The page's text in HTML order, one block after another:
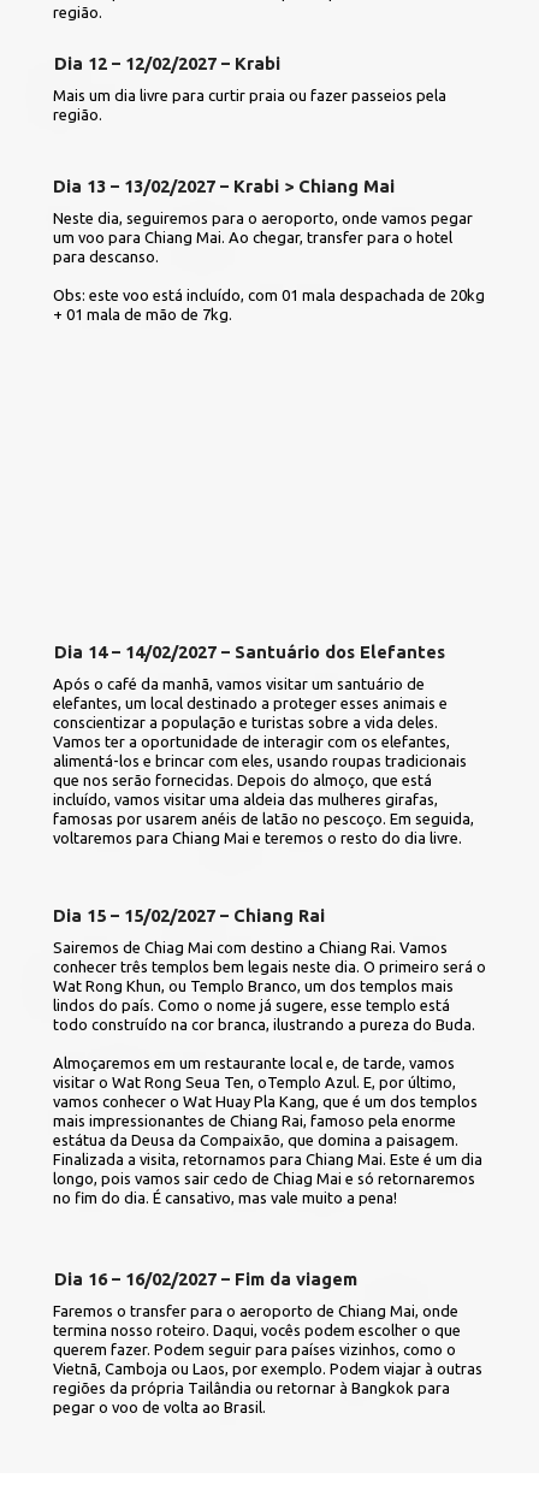
região.
Dia 12 – 12/02/2027 – Krabi
Mais um dia livre para curtir praia ou fazer passeios pela
região.
Dia 13 – 13/02/2027 – Krabi > Chiang Mai
Neste dia, seguiremos para o aeroporto, onde vamos pegar
um voo para Chiang Mai. Ao chegar, transfer para o hotel
para descanso.
Obs: este voo está incluído, com 01 mala despachada de 20kg
+ 01 mala de mão de 7kg.
Dia 14 – 14/02/2027 – Santuário dos Elefantes
Após o café da manhã, vamos visitar um santuário de
elefantes, um local destinado a proteger esses animais e
conscientizar a população e turistas sobre a vida deles.
Vamos ter a oportunidade de interagir com os elefantes,
alimentá-los e brincar com eles, usando roupas tradicionais
que nos serão fornecidas. Depois do almoço, que está
incluído, vamos visitar uma aldeia das mulheres girafas,
famosas por usarem anéis de latão no pescoço. Em seguida,
voltaremos para Chiang Mai e teremos o resto do dia livre.
Dia 15 – 15/02/2027 – Chiang Rai
Sairemos de Chiag Mai com destino a Chiang Rai. Vamos
conhecer três templos bem legais neste dia. O primeiro será o
Wat Rong Khun, ou Templo Branco, um dos templos mais
lindos do país. Como o nome já sugere, esse templo está
todo construído na cor branca, ilustrando a pureza do Buda.
Almoçaremos em um restaurante local e, de tarde, vamos
visitar o Wat Rong Seua Ten, oTemplo Azul. E, por último,
vamos conhecer o Wat Huay Pla Kang, que é um dos templos
mais impressionantes de Chiang Rai, famoso pela enorme
estátua da Deusa da Compaixão, que domina a paisagem.
Finalizada a visita, retornamos para Chiang Mai. Este é um dia
longo, pois vamos sair cedo de Chiag Mai e só retornaremos
no fim do dia. É cansativo, mas vale muito a pena!
Dia 16 – 16/02/2027 – Fim da viagem
Faremos o transfer para o aeroporto de Chiang Mai, onde
termina nosso roteiro. Daqui, vocês podem escolher o que
querem fazer. Podem seguir para países vizinhos, como o
Vietnã, Camboja ou Laos, por exemplo. Podem viajar à outras
regiões da própria Tailândia ou retornar à Bangkok para
pegar o voo de volta ao Brasil.